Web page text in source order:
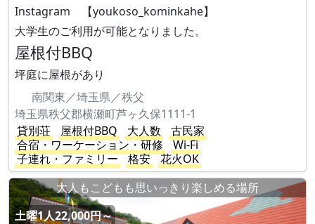
Instagram 【youkoso_kominkahe】
大学生のご利用が可能となりました。
屋根付BBQ
坪庭に屋根があり
南関東／埼玉県／秩父
埼玉県秩父郡横瀬町芦ヶ久保1111-1
貸別荘
屋根付BBQ 大人数
古民家
合宿・ワーケーション・研修
Wi-Fi
子連れ・ファミリー
格安
花火OK
大人もこどもも思いっきり楽しめる場所
土曜1人22,000円～